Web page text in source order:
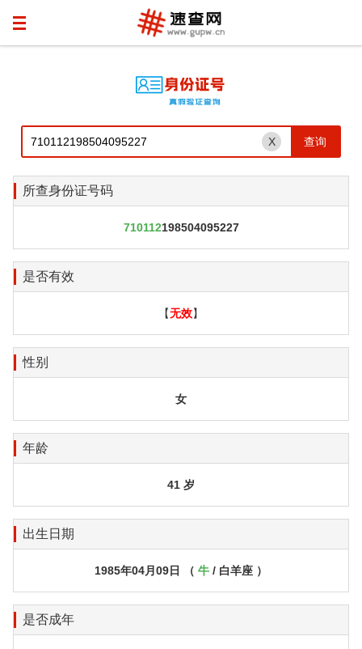
X
所查身份证号码
710112198504095227
是否有效
【无效】
性别
女
年龄
41 岁
出生日期
1985年04月09日 （ 牛 / 白羊座 ）
是否成年